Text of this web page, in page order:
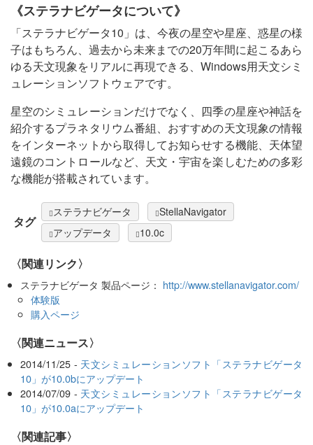
《ステラナビゲータについて》
「ステラナビゲータ10」は、今夜の星空や星座、惑星の様
子はもちろん、過去から未来までの20万年間に起こるあら
ゆる天文現象をリアルに再現できる、Windows用天文シミ
ュレーションソフトウェアです。
星空のシミュレーションだけでなく、四季の星座や神話を
紹介するプラネタリウム番組、おすすめの天文現象の情報
をインターネットから取得してお知らせする機能、天体望
遠鏡のコントロールなど、天文・宇宙を楽しむための多彩
な機能が搭載されています。
タグ
ステラナビゲータ
StellaNavigator
アップデータ
10.0c
〈関連リンク〉
ステラナビゲータ 製品ページ： http://www.stellanavigator.com/
体験版
購入ページ
〈関連ニュース〉
2014/11/25 - 天文シミュレーションソフト「ステラナビゲータ
10」が10.0bにアップデート
2014/07/09 - 天文シミュレーションソフト「ステラナビゲータ
10」が10.0aにアップデート
関連記事